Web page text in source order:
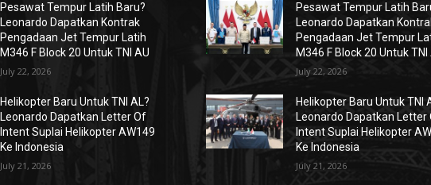
Pesawat Tempur Latih Baru?
Leonardo Dapatkan Kontrak
Pengadaan Jet Tempur Latih
M346 F Block 20 Untuk TNI AU
July 22, 2026
Helikopter Baru Untuk TNI AL?
Leonardo Dapatkan Letter Of
Intent Suplai Helikopter AW149
Ke Indonesia
July 21, 2026
Pesawat Tempur Latih
Leonardo Dapatkan
Pengadaan Jet Tempur
M346 F Block 20 Untuk TNI
July 22, 2026
Helikopter Baru Untuk TNI
Leonardo Dapatkan Letter
Intent Suplai Helikopter
Ke Indonesia
July 21, 2026